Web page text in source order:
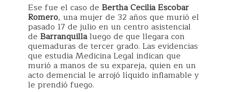
Ese fue el caso de Bertha Cecilia Escobar
Romero, una mujer de 32 años que murió el
pasado 17 de julio en un centro asistencial
de Barranquillaluego de que llegara con
quemaduras de tercer grado. Las evidencias
que estudia Medicina Legal indican que
murió a manos de su expareja, quien en un
acto demencial le arrojó líquido inflamable y
le prendió fuego.